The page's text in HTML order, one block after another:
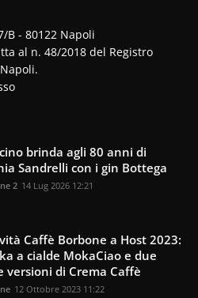
B - 80122 Napoli
al n. 48/2018 del Registro
brinda agli 80 anni di
Sandrelli con i gin Bottega
2 14 Lug 2026 12:21
Caffè Borbone a Host 2023:
a cialde MokaCiao e due
versioni di Crema Caffè
12 Ottobre 2023 11:22